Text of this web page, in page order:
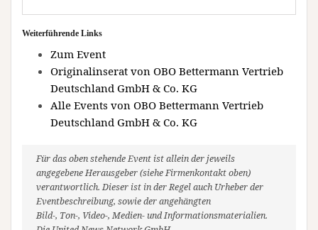
Weiterführende Links
Zum Event
Originalinserat von OBO Bettermann Vertrieb
Deutschland GmbH & Co. KG
Alle Events von OBO Bettermann Vertrieb
Deutschland GmbH & Co. KG
Für das oben stehende Event ist allein der jeweils
angegebene Herausgeber (siehe Firmenkontakt oben)
verantwortlich. Dieser ist in der Regel auch Urheber der
Eventbeschreibung, sowie der angehängten
Bild-, Ton-, Video-, Medien- und Informationsmaterialien.